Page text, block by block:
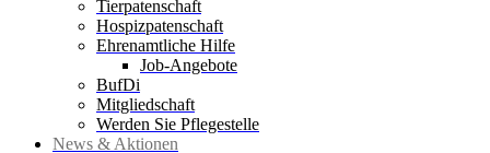
Tierpatenschaft
Hospizpatenschaft
Ehrenamtliche Hilfe
Job-Angebote
BufDi
Mitgliedschaft
Werden Sie Pflegestelle
News & Aktionen